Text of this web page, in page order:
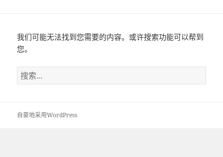
我们可能无法找到您需要的内容。或许搜索功能可以帮到
您。
搜
索：
自豪地采用WordPress